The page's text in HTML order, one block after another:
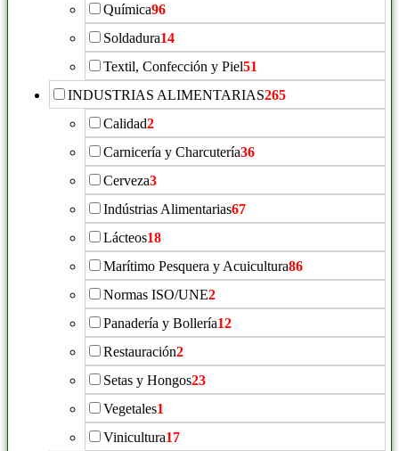
Química96
Soldadura14
Textil, Confección y Piel51
INDUSTRIAS ALIMENTARIAS265
Calidad2
Carnicería y Charcutería36
Cerveza3
Indústrias Alimentarias67
Lácteos18
Marítimo Pesquera y Acuicultura86
Normas ISO/UNE2
Panadería y Bollería12
Restauración2
Setas y Hongos23
Vegetales1
Vinicultura17